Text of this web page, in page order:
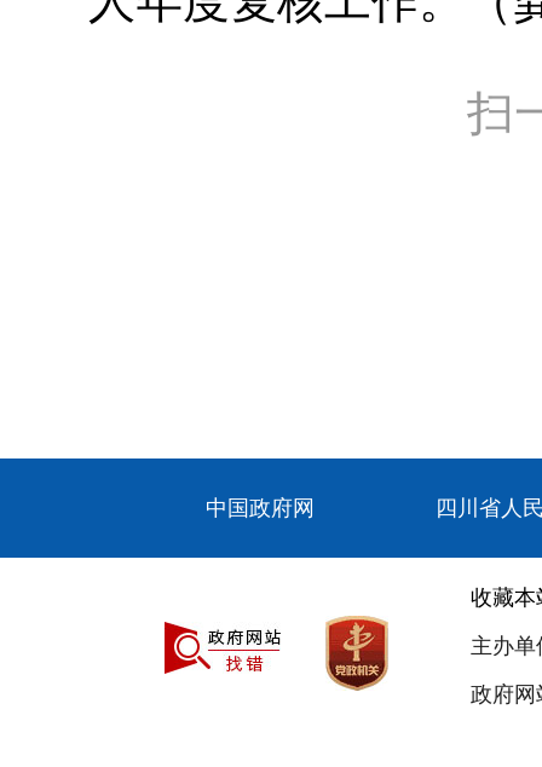
扫
中国政府网 四川省人
收藏本
主办
政府网